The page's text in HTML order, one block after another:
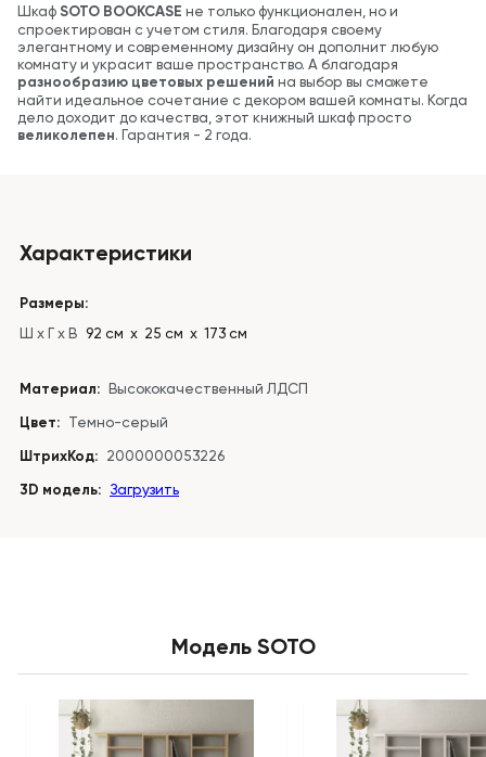
Шкаф SOTO BOOKCASE не только функционален, но и
спроектирован с учетом стиля. Благодаря своему
элегантному и современному дизайну он дополнит любую
комнату и украсит ваше пространство. А благодаря
разнообразию цветовых решений на выбор вы сможете
найти идеальное сочетание с декором вашей комнаты. Когда
дело доходит до качества, этот книжный шкаф просто
великолепен. Гарантия - 2 года.
Характеристики
Размеры:
Ш x Г x В 92 см х 25 см х 173 см
Материал: Высококачественный ЛДСП
Цвет: Темно-серый
ШтрихКод: 2000000053226
3D модель: Загрузить
Модель SOTO